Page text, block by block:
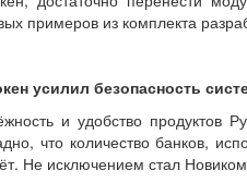
примеров из комплекта
усилил безопасность
и удобство продуктов
что количество банков,
Не исключением стал